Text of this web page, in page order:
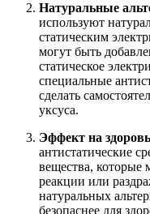
Натуральные
используют
статическим
могут быть
статическое
специальные
сделать
уксуса.
Эффект на
антистатические
вещества, которые
реакции или
натуральных
безопаснее для